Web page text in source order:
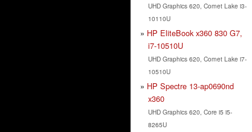
UHD Graphics 620, Comet Lake i3-
10110U
HP EliteBook x360 830 G7,
i7-10510U
UHD Graphics 620, Comet Lake i7-
10510U
HP Spectre 13-ap0690nd
x360
UHD Graphics 620, Core i5 i5-
8265U